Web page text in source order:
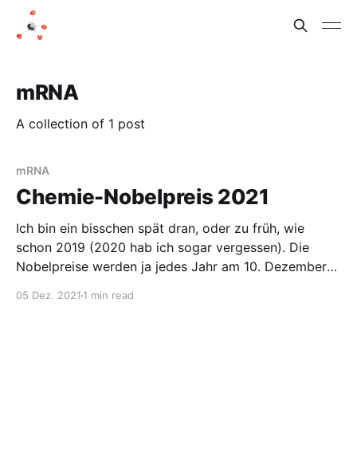
mRNA
A collection of 1 post
mRNA
Chemie-Nobelpreis 2021
Ich bin ein bisschen spät dran, oder zu früh, wie
schon 2019 (2020 hab ich sogar vergessen). Die
Nobelpreise werden ja jedes Jahr am 10. Dezember
05 Dez. 2021 1 min read